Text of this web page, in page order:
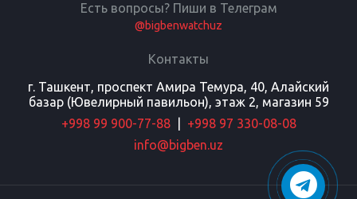
Есть вопросы? Пиши в Телеграм
@bigbenwatchuz
Контакты
г. Ташкент, проспект Амира Темура, 40, Алайский
базар (Ювелирный павильон), этаж 2, магазин 59
+998 99 900-77-88
+998 97 330-08-08
info@bigben.uz